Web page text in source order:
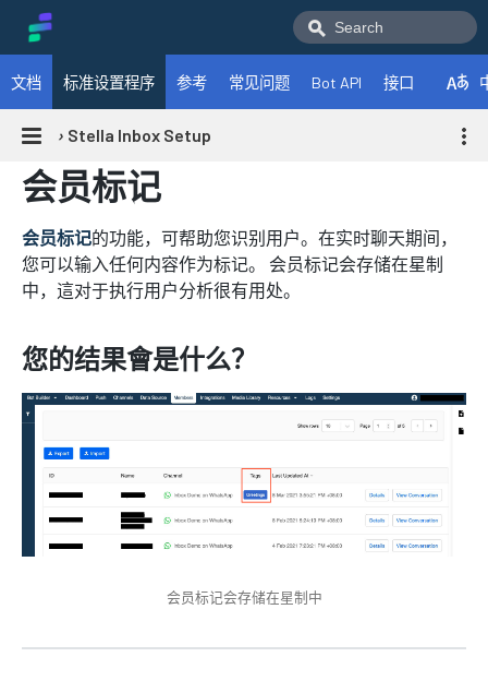
文档 标准设置程序 参考 常见问题 Bot API 接口
› Stella Inbox Setup
会员标记
会员标记的功能，可帮助您识别用户。在实时聊天期间，
您可以输入任何内容作为标记。 会员标记会存储在星制
中，這对于执行用户分析很有用处。
您的结果會是什么？
会员标记会存储在星制中